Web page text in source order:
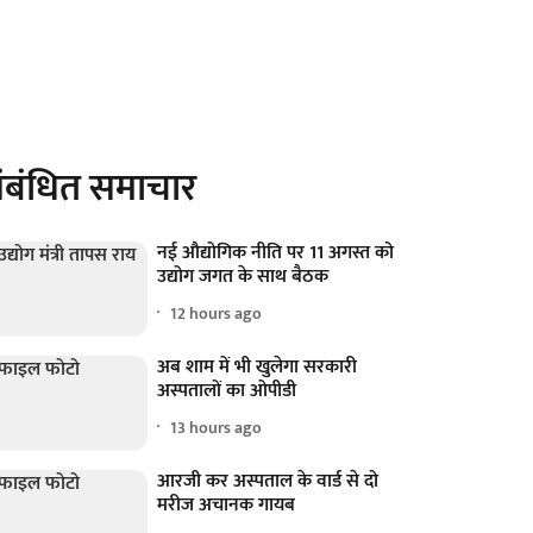
समाचार
नई औद्योगिक नीति पर 11 अगस्त को
उद्योग जगत के साथ बैठक
12 hours ago
अब शाम में भी खुलेगा सरकारी
अस्पतालों का ओपीडी
13 hours ago
आरजी कर अस्पताल के वार्ड से दो
मरीज अचानक गायब